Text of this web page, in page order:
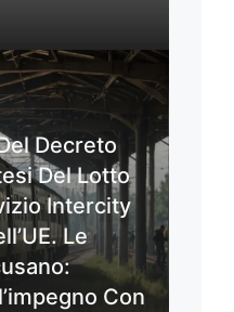
Decreto
Del Lotto
Intercity
Le
Con